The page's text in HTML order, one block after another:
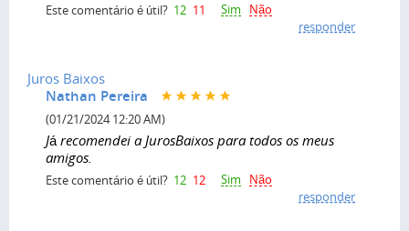
Este comentário é útil? 12 11 Sim
Não
responder
Juros Baixos
Nathan Pereira
(01/21/2024 12:20 AM)
Já recomendei a JurosBaixos para todos os meus
amigos.
Este comentário é útil? 12 12 Sim
Não
responder